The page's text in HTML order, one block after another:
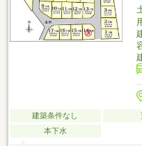
建築条件なし
本下水